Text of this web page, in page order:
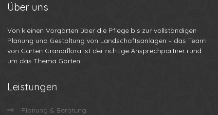
Über uns
Von kleinen Vorgärten über die Pflege bis zur vollständigen
Planung und Gestaltung von Landschaftsanlagen – das Team
von Garten Grandiflora ist der richtige Ansprechpartner rund
um das Thema Garten.
Leistungen
Planung & Beratung